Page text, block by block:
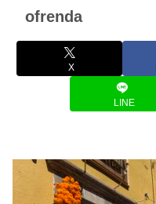
ofrenda
X
LINE